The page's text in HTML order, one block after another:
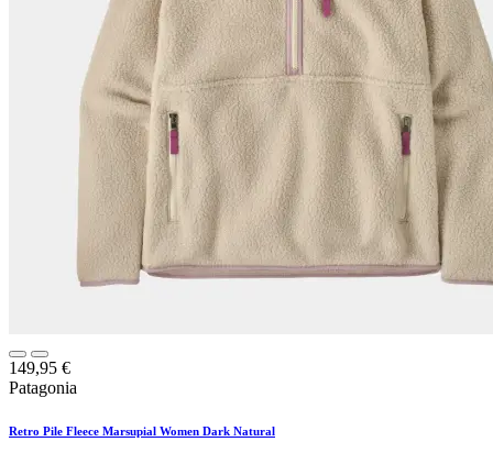
149,95 €
Patagonia
Retro Pile Fleece Marsupial Women Dark Natural